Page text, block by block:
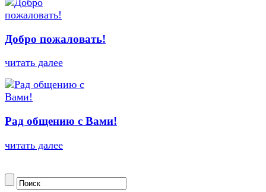
Добро пожаловать!
читать далее
Рад общению с Вами!
читать далее